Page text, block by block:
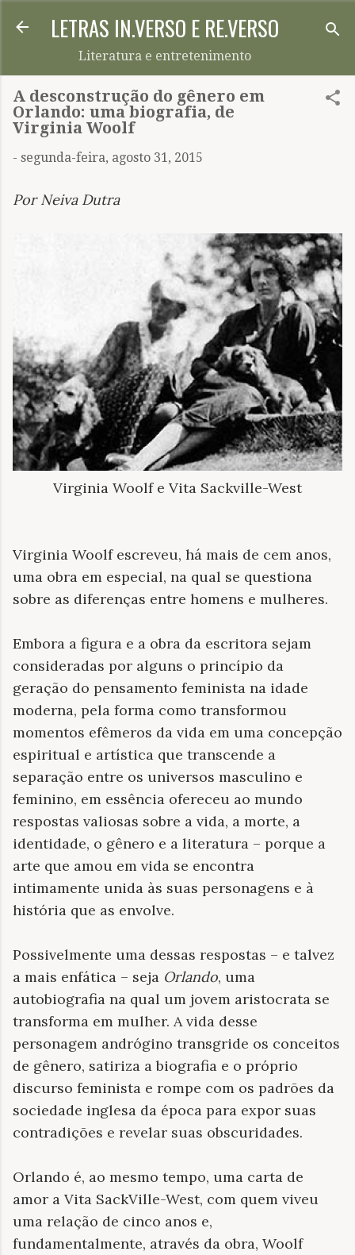
Pular para o conteúdo principal
LETRAS IN.VERSO E RE.VERSO
Literatura e entretenimento
A desconstrução do gênero em
Orlando: uma biografia, de
Virginia Woolf
- segunda-feira, agosto 31, 2015
Por Neiva Dutra
Virginia Woolf e Vita Sackville-West
Virginia Woolf escreveu, há mais de cem anos,
uma obra em especial, na qual se questiona
sobre as diferenças entre homens e mulheres.
Embora a figura e a obra da escritora sejam
consideradas por alguns o princípio da
geração do pensamento feminista na idade
moderna, pela forma como transformou
momentos efêmeros da vida em uma concepção
espiritual e artística que transcende a
separação entre os universos masculino e
feminino, em essência ofereceu ao mundo
respostas valiosas sobre a vida, a morte, a
identidade, o gênero e a literatura – porque a
arte que amou em vida se encontra
intimamente unida às suas personagens e à
história que as envolve.
Possivelmente uma dessas respostas – e talvez
a mais enfática – seja Orlando, uma
autobiografia na qual um jovem aristocrata se
transforma em mulher. A vida desse
personagem andrógino transgride os conceitos
de gênero, satiriza a biografia e o próprio
discurso feminista e rompe com os padrões da
sociedade inglesa da época para expor suas
contradições e revelar suas obscuridades.
Orlando é, ao mesmo tempo, uma carta de
amor a Vita SackVille-West, com quem viveu
uma relação de cinco anos e,
fundamentalmente, através da obra, Woolf